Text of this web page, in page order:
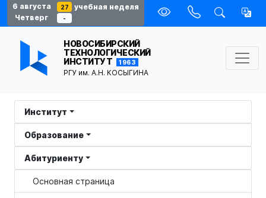
6 августа 27
учебная неделя
Четверг
-
НОВОСИБИРСКИЙ
ТЕХНОЛОГИЧЕСКИЙ
ИНСТИТУТ
1963
РГУ им. А.Н. КОСЫГИНА
Институт
Образование
Абитуриенту
Основная страница